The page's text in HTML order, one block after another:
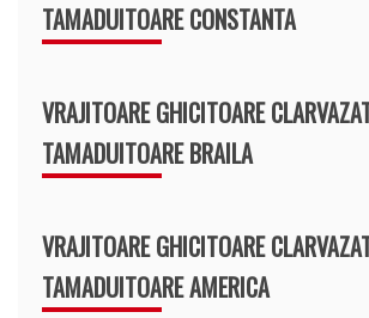
TAMADUITOARE CONSTANTA
VRAJITOARE GHICITOARE
TAMADUITOARE BRAILA
VRAJITOARE GHICITOARE
TAMADUITOARE AMERICA